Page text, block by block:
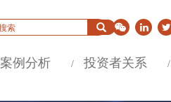
案例分析 投资者关系